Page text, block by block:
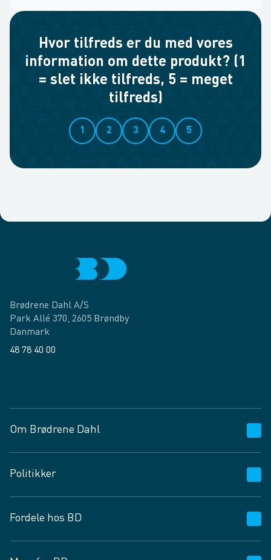
Hvor tilfreds er du med vores
information om dette produkt? (1
= slet ikke tilfreds, 5 = meget
tilfreds)
1 2 3 4 5
Brødrene Dahl A/S
Park Allé 370, 2605 Brøndby
Danmark
48 78 40 00
Om Brødrene Dahl
Vagttelefon 30 10 89 89
Spørgsmål og svar
Job og karriere
Fødevarekontrolrapport
Politikker
Privatlivspolitik
Cookies
Fordele hos BD